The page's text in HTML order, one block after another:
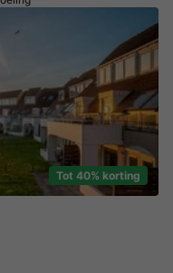
Tot 40% korting